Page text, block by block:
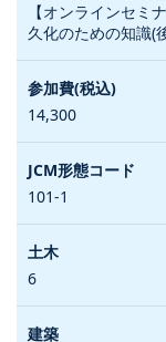
【オンラインセミ
久化のための知識(
14,300
101-1
6